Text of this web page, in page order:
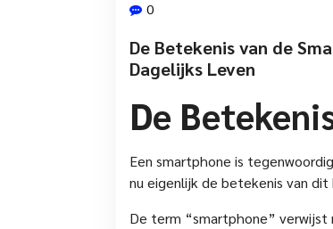
0
De Betekenis van de
Dagelijks Leven
De
Een smartphone is
nu eigenlijk de betekenis van dit
De term “smartphone”